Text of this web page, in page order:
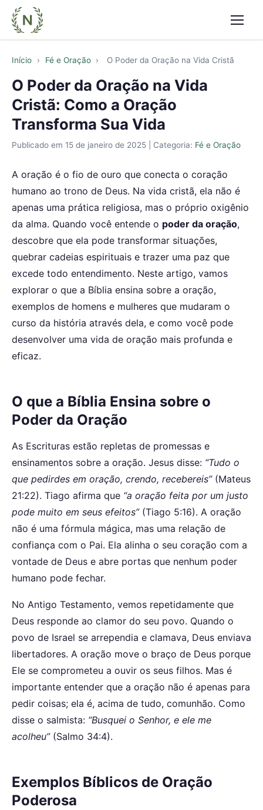
Abrir
Início › Fé e Oração › O Poder da Oração na Vida Cristã
O Poder da Oração na Vida
Cristã: Como a Oração
Transforma Sua Vida
Publicado em 15 de janeiro de 2025 | Categoria: Fé e Oração
A oração é o fio de ouro que conecta o coração
humano ao trono de Deus. Na vida cristã, ela não é
apenas uma prática religiosa, mas o próprio oxigênio
da alma. Quando você entende o poder da oração,
descobre que ela pode transformar situações,
quebrar cadeias espirituais e trazer uma paz que
excede todo entendimento. Neste artigo, vamos
explorar o que a Bíblia ensina sobre a oração,
exemplos de homens e mulheres que mudaram o
curso da história através dela, e como você pode
desenvolver uma vida de oração mais profunda e
eficaz.
O que a Bíblia Ensina sobre o
Poder da Oração
As Escrituras estão repletas de promessas e
ensinamentos sobre a oração. Jesus disse: “Tudo o
que pedirdes em oração, crendo, recebereis”(Mateus
21:22). Tiago afirma que “a oração feita por um justo
pode muito em seus efeitos”(Tiago 5:16). A oração
não é uma fórmula mágica, mas uma relação de
confiança com o Pai. Ela alinha o seu coração com a
vontade de Deus e abre portas que nenhum poder
humano pode fechar.
No Antigo Testamento, vemos repetidamente que
Deus responde ao clamor do seu povo. Quando o
povo de Israel se arrependia e clamava, Deus enviava
libertadores. A oração move o braço de Deus porque
Ele se comprometeu a ouvir os seus filhos. Mas é
importante entender que a oração não é apenas para
pedir coisas; ela é, acima de tudo, comunhão. Como
disse o salmista: “Busquei o Senhor, e ele me
acolheu”(Salmo 34:4).
Exemplos Bíblicos de Oração
Poderosa